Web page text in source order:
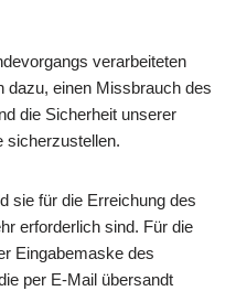
verarbeiteten
dazu, einen Missbrauch des
die Sicherheit unserer
sicherzustellen.
sie für die Erreichung des
erforderlich sind. Für die
Eingabemaske des
per E-Mail übersandt